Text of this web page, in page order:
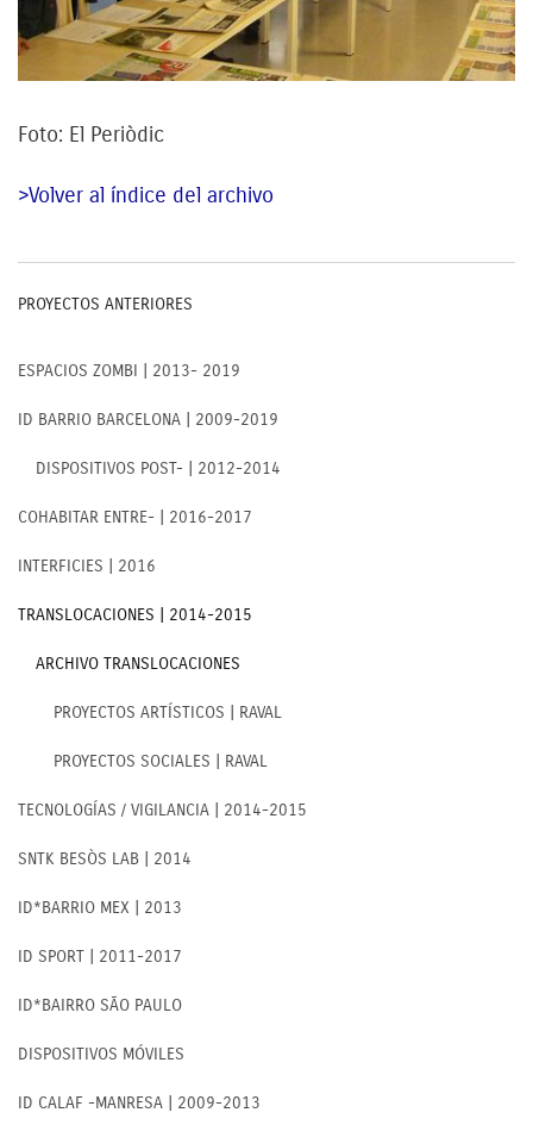
Foto: El Periòdic
>Volver al índice del archivo
PROYECTOS ANTERIORES
ESPACIOS ZOMBI | 2013- 2019
ID BARRIO BARCELONA | 2009-2019
DISPOSITIVOS POST- | 2012-2014
COHABITAR ENTRE- | 2016-2017
INTERFICIES | 2016
TRANSLOCACIONES | 2014-2015
ARCHIVO TRANSLOCACIONES
PROYECTOS ARTÍSTICOS | RAVAL
PROYECTOS SOCIALES | RAVAL
TECNOLOGÍAS / VIGILANCIA | 2014-2015
SNTK BESÒS LAB | 2014
ID*BARRIO MEX | 2013
ID SPORT | 2011-2017
ID*BAIRRO SÃO PAULO
DISPOSITIVOS MÓVILES
ID CALAF -MANRESA | 2009-2013